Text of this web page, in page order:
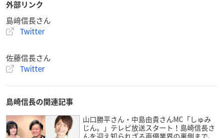
外部リンク
島﨑信長さん
Twitter
佐藤信長さん
Twitter
島崎信長の関連記事
山口勝平さん・中島由貴さんMC「しゅみ
じん。」テレビ放送スタート！島崎信長さ
んを迎え知られざる声優業界の裏側まで、